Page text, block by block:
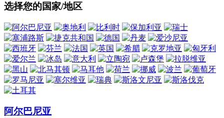
选择您的国家/地区
阿尔巴尼亚